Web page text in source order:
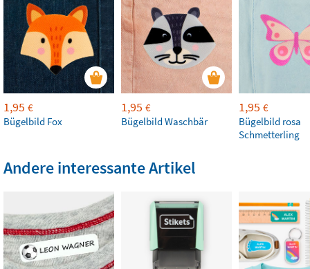
1,95 €
Bügelbild Fox
1,95 €
Bügelbild Waschbär
1,95 €
Bügelbild rosa
Schmetterling
Andere interessante Artikel